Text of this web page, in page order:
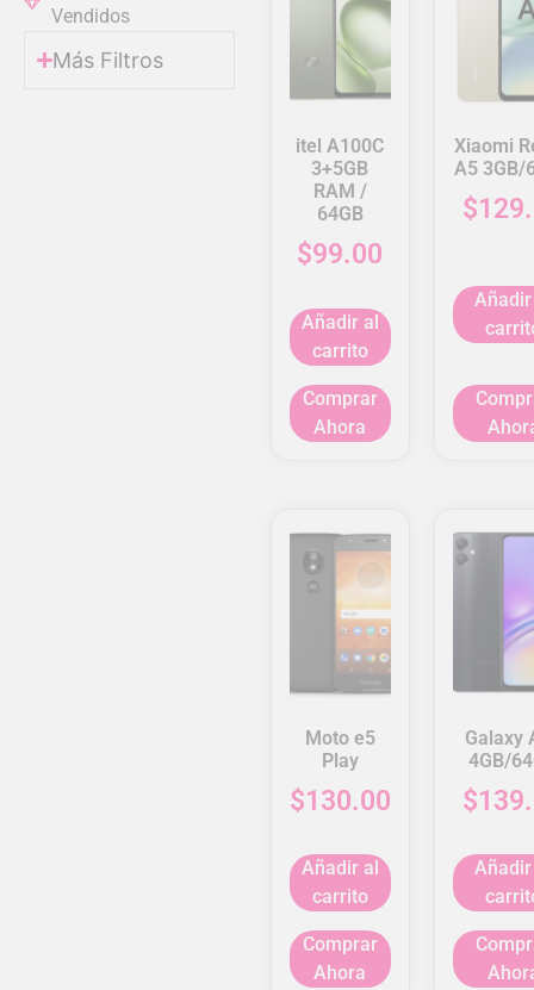
Vendidos
Más Filtros
itel A100C
3+5GB
RAM /
64GB
$99.00
Añadir al
carrito
Comprar
Ahora
Xiaomi
A5 3GB/
$
Moto e5
Play
$130.00
Añadir al
carrito
Comprar
Ahora
Galaxy
4GB/
$